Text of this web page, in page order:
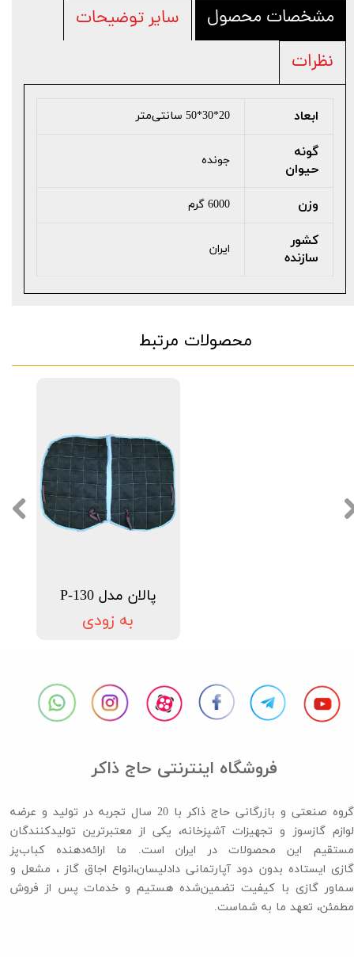
مشخصات محصول
سایر توضیحات
نظرات
ابعاد 20*30*50 سانتی‌متر
گونه
حیوان
جونده
وزن 6000 گرم
کشور
سازنده
ایران
محصولات مرتبط
پالان مدل P-130
به زودی
فروشگاه اینترنتی حاج ذاکر
گروه صنعتی و بازرگانی حاج ذاکر با 20 سال تجربه در تولید و عرضه
لوازم گازسوز و تجهیزات آشپزخانه، یکی از معتبرترین تولیدکنندگان
مستقیم این محصولات در ایران است. ما ارائه‌دهنده کباب‌پز
گازی ایستاده بدون دود آپارتمانی دادلیسان،انواع اجاق گاز ،​​​​​​​ مشعل و
سماور گازی با کیفیت تضمین‌شده هستیم و خدمات پس از فروش
مطمئن، تعهد ما به شماست.